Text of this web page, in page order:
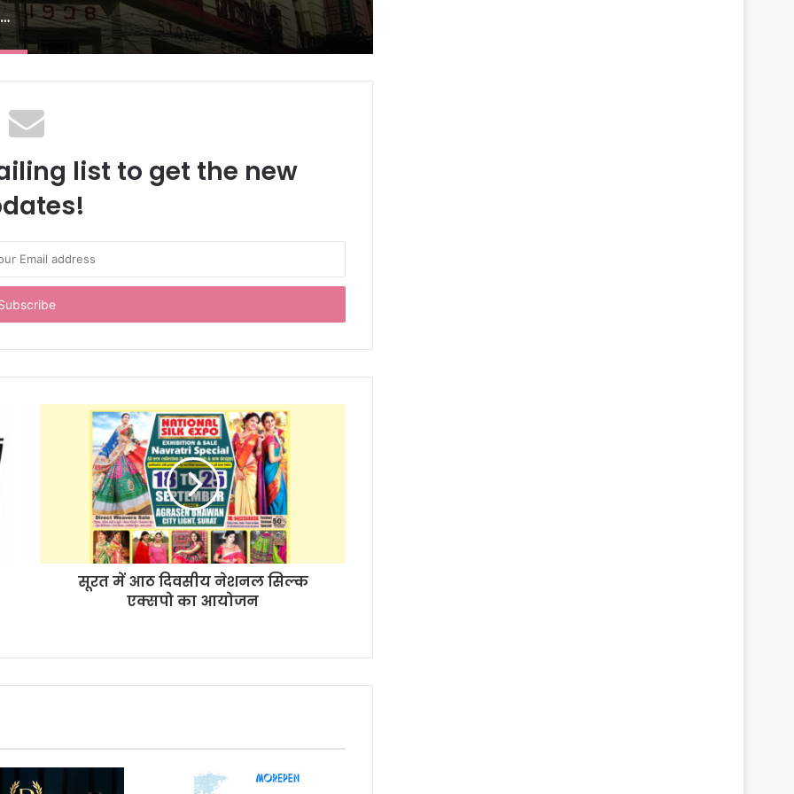
कलकत्ता स्टॉक एक्सचेंज की वापसी कितनी व्यावहारिक? जानिए क्या कहते हैं बाजार विशेषज्ञ
list to get the new
सूरत में आठ दिवसीय नेशनल सिल्क
एक्सपो का आयोजन